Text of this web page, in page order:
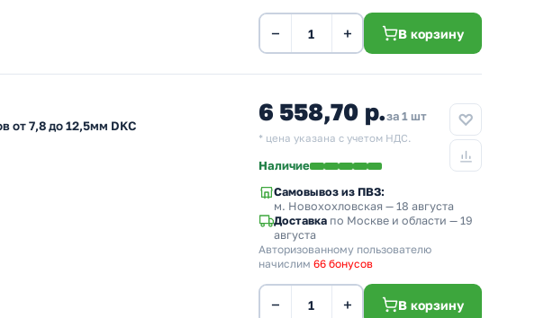
− + В корзину
от 7,8 до 12,5мм DKC
6 558,70 р.за 1 шт
* цена указана с учетом НДС.
Наличие
Самовывоз из ПВЗ:
м. Новохохловская — 18 августа
Доставка по Москве и области — 19
августа
Авторизованному пользователю
начислим 66 бонусов
− + В корзину